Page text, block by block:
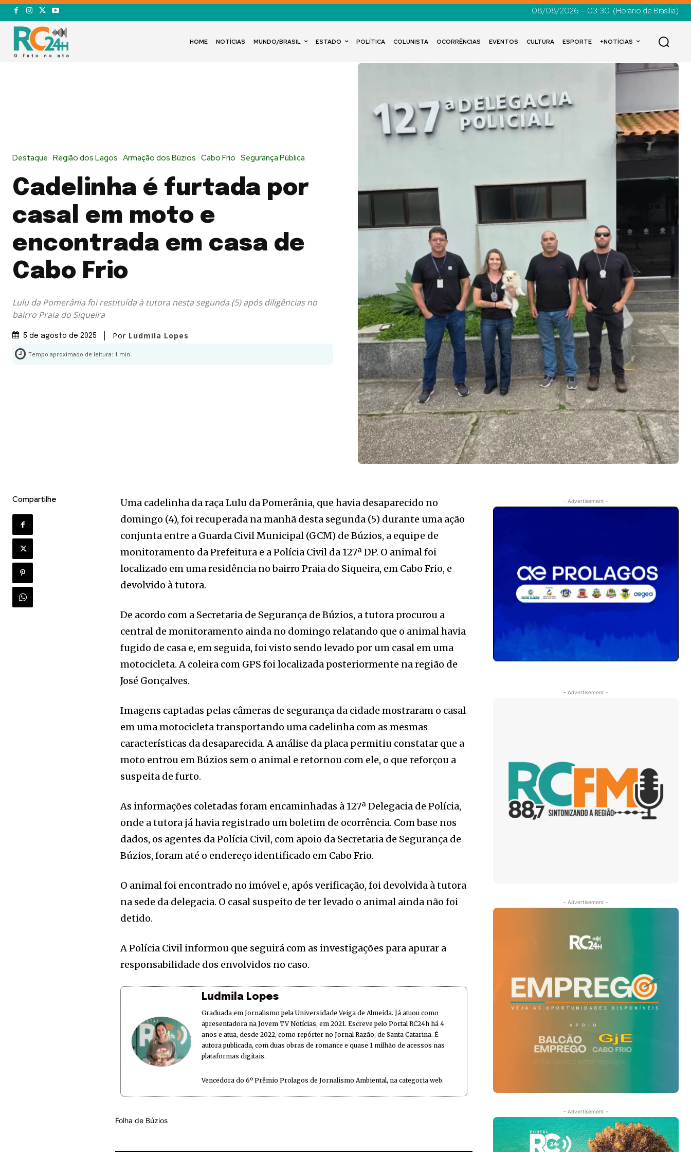
08/08/2026 — 03:30 (Horário de Brasília)
HOME NOTÍCIAS MUNDO/BRASIL ESTADO POLÍTICA COLUNISTA OCORRÊNCIAS EVENTOS CULTURA ESPORTE +NOTÍCIAS
Destaque Região dos Lagos Armação dos Búzios Cabo Frio Segurança Pública
Cadelinha é furtada por
casal em moto e
encontrada em casa de
Cabo Frio
Lulu da Pomerânia foi restituída à tutora nesta segunda (5) após diligências no
bairro Praia do Siqueira
5 de agosto de 2025 Por Ludmila Lopes
Tempo aproximado de leitura: 1 min.
Compartilhe
Uma cadelinha da raça Lulu da Pomerânia, que havia desaparecido no
domingo (4), foi recuperada na manhã desta segunda (5) durante uma ação
conjunta entre a Guarda Civil Municipal (GCM) de Búzios, a equipe de
monitoramento da Prefeitura e a Polícia Civil da 127ª DP. O animal foi
localizado em uma residência no bairro Praia do Siqueira, em Cabo Frio, e
devolvido à tutora.
De acordo com a Secretaria de Segurança de Búzios, a tutora procurou a
central de monitoramento ainda no domingo relatando que o animal havia
fugido de casa e, em seguida, foi visto sendo levado por um casal em uma
motocicleta. A coleira com GPS foi localizada posteriormente na região de
José Gonçalves.
Imagens captadas pelas câmeras de segurança da cidade mostraram o casal
em uma motocicleta transportando uma cadelinha com as mesmas
características da desaparecida. A análise da placa permitiu constatar que a
moto entrou em Búzios sem o animal e retornou com ele, o que reforçou a
suspeita de furto.
As informações coletadas foram encaminhadas à 127ª Delegacia de Polícia,
onde a tutora já havia registrado um boletim de ocorrência. Com base nos
dados, os agentes da Polícia Civil, com apoio da Secretaria de Segurança de
Búzios, foram até o endereço identificado em Cabo Frio.
O animal foi encontrado no imóvel e, após verificação, foi devolvida à tutora
na sede da delegacia. O casal suspeito de ter levado o animal ainda não foi
detido.
A Polícia Civil informou que seguirá com as investigações para apurar a
responsabilidade dos envolvidos no caso.
Ludmila Lopes
Graduada em Jornalismo pela Universidade Veiga de Almeida. Já atuou como
apresentadora na Jovem TV Notícias, em 2021. Escreve pelo Portal RC24h há 4
anos e atua, desde 2022, como repórter no Jornal Razão, de Santa Catarina. É
autora publicada, com duas obras de romance e quase 1 milhão de acessos nas
plataformas digitais.
Vencedora do 6º Prêmio Prolagos de Jornalismo Ambiental, na categoria web.
Folha de Búzios
- Advertisement -
- Advertisement -
- Advertisement -
- Advertisement -